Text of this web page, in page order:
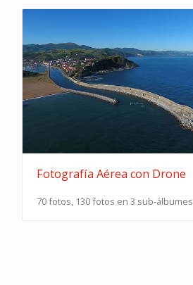
Fotografía Aérea con Drone
70 fotos, 130 fotos en 3 sub-álbumes